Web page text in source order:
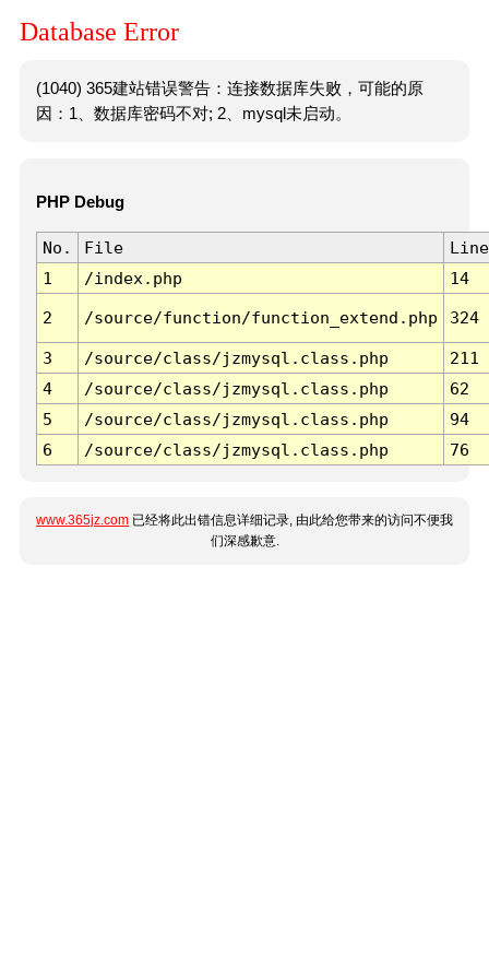
Database Error
(1040) 365建站错误警告：连接数据库失败，可能的原
因：1、数据库密码不对; 2、mysql未启动。
PHP Debug
No. File
Line
1
/index.php 14
2 /source/function/function_extend.php 324
3 /source/class/jzmysql.class.php
211
4
/source/class/jzmysql.class.php
62
5
/source/class/jzmysql.class.php
94
6
/source/class/jzmysql.class.php 76
www.365jz.com 已经将此出错信息详细记录, 由此给您带来的访问不便我
们深感歉意.